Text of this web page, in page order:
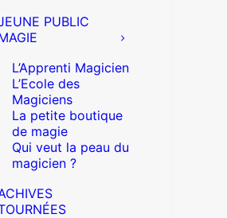
PUBLIC
L’Apprenti Magicien
L’Ecole des
Magiciens
La petite boutique
de magie
Qui veut la peau du
magicien ?